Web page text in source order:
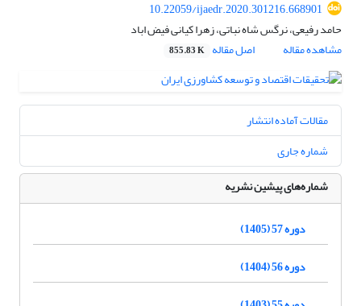
10.22059/ijaedr.2020.301216.668901
حامد رفیعی، نرگس شاه نباتی، زهرا کیانی فیض اباد
مشاهده مقاله
اصل مقاله 855.83 K
مقالات آماده انتشار
شماره جاری
شماره‌های پیشین نشریه
دوره 57 (1405)
دوره 56 (1404)